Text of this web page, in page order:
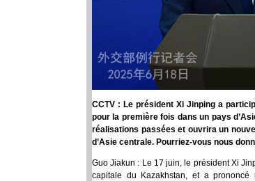
CCTV : Le président Xi Jinping a
pour la première fois dans un pays
réalisations passées et ouvrira un
d’Asie centrale. Pourriez-vous nous
Guo Jiakun : Le 17 juin, le président Xi
capitale du Kazakhstan, et a